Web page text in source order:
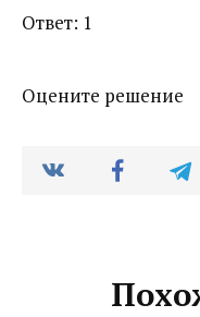
Ответ: 1
Оцените решение